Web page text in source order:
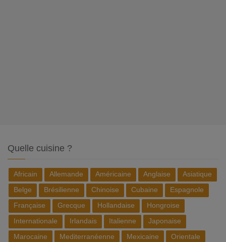
Quelle cuisine ?
Africain Allemande Américaine Anglaise
Asiatique
Belge
Brésilienne Chinoise Cubaine
Espagnole
Française
Grecque Hollandaise
Hongroise
Internationale
Irlandais Italienne
Japonaise
Marocaine
Mediterranéenne Mexicaine
Orientale